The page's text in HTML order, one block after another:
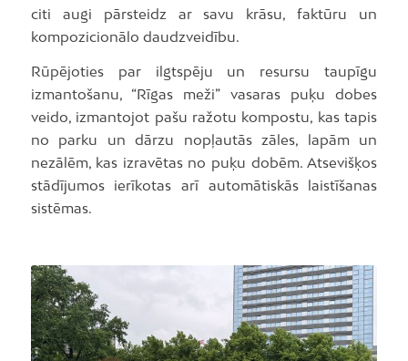
citi augi pārsteidz ar savu krāsu, faktūru un
kompozicionālo daudzveidību.
Rūpējoties par ilgtspēju un resursu taupīgu
izmantošanu, “Rīgas meži” vasaras puķu dobes
veido, izmantojot pašu ražotu kompostu, kas tapis
no parku un dārzu nopļautās zāles, lapām un
nezālēm, kas izravētas no puķu dobēm. Atsevišķos
stādījumos ierīkotas arī automātiskās laistīšanas
sistēmas.